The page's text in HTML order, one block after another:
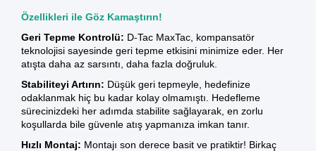
Özellikleri ile Göz Kamaştırın!
Geri Tepme Kontrolü: D-Tac MaxTac, kompansatör
teknolojisi sayesinde geri tepme etkisini minimize eder. Her
atışta daha az sarsıntı, daha fazla doğruluk.
Stabiliteyi Artırın: Düşük geri tepmeyle, hedefinize
odaklanmak hiç bu kadar kolay olmamıştı. Hedefleme
sürecinizdeki her adımda stabilite sağlayarak, en zorlu
koşullarda bile güvenle atış yapmanıza imkan tanır.
Hızlı Montaj: Montajı son derece basit ve pratiktir! Birkaç